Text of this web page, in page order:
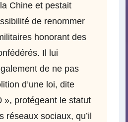
Chine et pestait
de renommer
honorant des
Il lui
de ne pas
d’une loi, dite
», protégeant le statut
réseaux sociaux, qu’il